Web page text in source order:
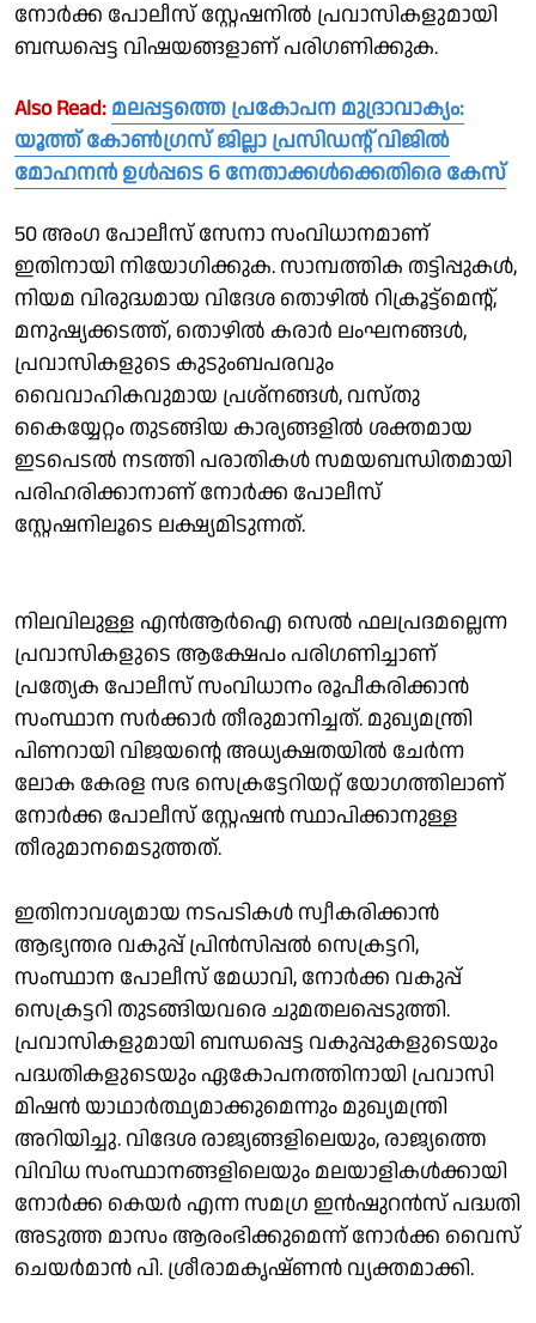
നോര്‍ക്ക പോലീസ് സ്റ്റേഷനില്‍ പ്രവാസികളുമായി
ബന്ധപ്പെട്ട വിഷയങ്ങളാണ് പരിഗണിക്കുക.
Also Read: മലപ്പട്ടത്തെ പ്രകോപന മുദ്രാവാക്യം:
യൂത്ത് കോൺഗ്രസ്‌ ജില്ലാ പ്രസിഡൻ്റ് വിജിൽ
മോഹനൻ ഉൾപ്പടെ 6 നേതാക്കൾക്കെതിരെ കേസ്
50 അംഗ പോലീസ് സേനാ സംവിധാനമാണ്
ഇതിനായി നിയോഗിക്കുക. സാമ്പത്തിക തട്ടിപ്പുകള്‍,
നിയമ വിരുദ്ധമായ വിദേശ തൊഴില്‍ റിക്രൂട്ട്‌മെന്റ്,
മനുഷ്യക്കടത്ത്, തൊഴില്‍ കരാര്‍ ലംഘനങ്ങള്‍,
പ്രവാസികളുടെ കുടുംബപരവും
വൈവാഹികവുമായ പ്രശ്‌നങ്ങള്‍, വസ്തു
കൈയ്യേറ്റം തുടങ്ങിയ കാര്യങ്ങളില്‍ ശക്തമായ
ഇടപെടല്‍ നടത്തി പരാതികള്‍ സമയബന്ധിതമായി
പരിഹരിക്കാനാണ് നോര്‍ക്ക പോലീസ്
സ്റ്റേഷനിലൂടെ ലക്ഷ്യമിടുന്നത്.
നിലവിലുള്ള എന്‍ആര്‍ഐ സെല്‍ ഫലപ്രദമല്ലെന്ന
പ്രവാസികളുടെ ആക്ഷേപം പരിഗണിച്ചാണ്
പ്രത്യേക പോലീസ് സംവിധാനം രൂപീകരിക്കാന്‍
സംസ്ഥാന സര്‍ക്കാര്‍ തീരുമാനിച്ചത്. മുഖ്യമന്ത്രി
പിണറായി വിജയന്റെ അധ്യക്ഷതയില്‍ ചേര്‍ന്ന
ലോക കേരള സഭ സെക്രട്ടേറിയറ്റ് യോഗത്തിലാണ്
നോര്‍ക്ക പോലീസ് സ്റ്റേഷന്‍ സ്ഥാപിക്കാനുള്ള
തീരുമാനമെടുത്തത്.
ഇതിനാവശ്യമായ നടപടികള്‍ സ്വീകരിക്കാന്‍
ആഭ്യന്തര വകുപ്പ് പ്രിന്‍സിപ്പല്‍ സെക്രട്ടറി,
സംസ്ഥാന പോലീസ് മേധാവി, നോര്‍ക്ക വകുപ്പ്
സെക്രട്ടറി തുടങ്ങിയവരെ ചുമതലപ്പെടുത്തി.
പ്രവാസികളുമായി ബന്ധപ്പെട്ട വകുപ്പുകളുടെയും
പദ്ധതികളുടെയും ഏകോപനത്തിനായി പ്രവാസി
മിഷന്‍ യാഥാര്‍ത്ഥ്യമാക്കുമെന്നും മുഖ്യമന്ത്രി
അറിയിച്ചു. വിദേശ രാജ്യങ്ങളിലെയും, രാജ്യത്തെ
വിവിധ സംസ്ഥാനങ്ങളിലെയും മലയാളികള്‍ക്കായി
നോര്‍ക്ക കെയര്‍ എന്ന സമഗ്ര ഇന്‍ഷുറന്‍സ് പദ്ധതി
അടുത്ത മാസം ആരംഭിക്കുമെന്ന് നോര്‍ക്ക വൈസ്
ചെയര്‍മാന്‍ പി. ശ്രീരാമകൃഷ്ണന്‍ വ്യക്തമാക്കി.